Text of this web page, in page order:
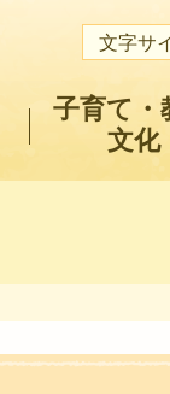
文字サ
子育て・
文化